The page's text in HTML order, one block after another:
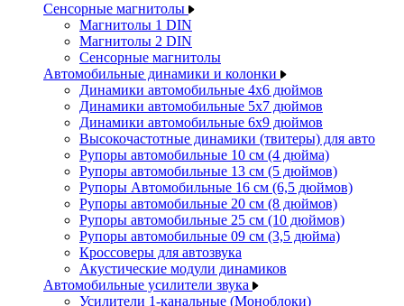
Сенсорные магнитолы
Магнитолы 1 DIN
Магнитолы 2 DIN
Сенсорные магнитолы
Автомобильные динамики и колонки
Динамики автомобильные 4x6 дюймов
Динамики автомобильные 5x7 дюймов
Динамики автомобильные 6x9 дюймов
Высокочастотные динамики (твитеры) для авто
Рупоры автомобильные 10 см (4 дюйма)
Рупоры автомобильные 13 см (5 дюймов)
Рупоры Автомобильные 16 см (6,5 дюймов)
Рупоры автомобильные 20 см (8 дюймов)
Рупоры автомобильные 25 см (10 дюймов)
Рупоры автомобильные 09 см (3,5 дюйма)
Кроссоверы для автозвука
Акустические модули динамиков
Автомобильные усилители звука
Усилители 1-канальные (Моноблоки)